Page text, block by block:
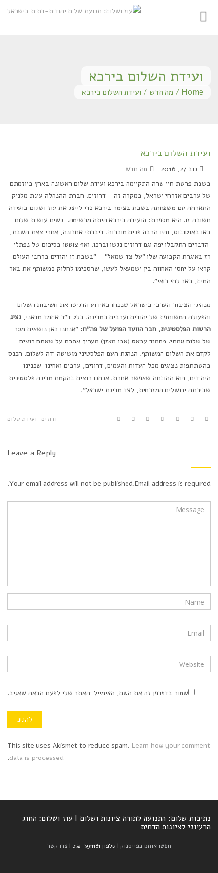
ועידת השלום בירכא‎
Home
/ מה חדש / ועידת השלום בירכא‎
ועידת השלום בירכא‎
נוב 27, 2016
מה חדש
בשבת פרשת חיי שרה התקיימה בירכא ועידת שלום ראשונה בארץ ביוזמתם
של ערבים אזרחי ישראל, במקרה זה – דרוזים. חברת ההנהלה עינת מלניק
התארחה עם משפחתה בשבת בצימר בירכא כדי לייצג את עוז ושלום בועידה
חשובה זו. היא מספרת: הועידה בירכא היתה מרשימה. נשים עושות שלום
באו באוטובוס, והיו הרבה פנים מוכרות. דיברתי אחרונה, אחרי צאת השבת,
הדברים התקבלו יפה וגם דרוזים נגשו וברכו. ואף צוטטו בסיכום של נפתלי
רז באיגרת הקבועה שלו "על צד שמאל" – "בשבת זו יהודים ברחבי העולם
קראו על יחסי האחווה בין ישמעאל לעשו, שהסכימו לחלוק במשותף את באר
המים, באר לחי רואי".
מנהיגי הציבור הערבי בישראל שנכחו באירוע הדגישו את חשיבות השלום
והפעולה המשותפת של יהודים וערבים במדינה. בלט ד"ר אחמד מדאני, נציג
הרשות הפלסטינית, חבר הוועד הפועל של פת"ח: "אנחנו כאן נושאים מסר
של שלום אמתי. מחמוד עבאס (אבו מאזן) מעריך אתכם על שאתם רוצים
לקדם את השלום המשותף. הנהגת העם הפלסטיני מושיטה ידה לשלום. הכנס
בהשתתפות נציגים מכל העדות והעמים, דרוזים, ערבים ואחינו-שכנינו
היהודים, הוא ההוכחה שאפשר אחרת. אנחנו רוצים בהקמת מדינה פלסטינית
שבירתה ירושלים המזרחית, לצד מדינת ישראל".
דרוזים ועידת שלום
Leave a Reply
Your email address will not be published.Email address is required.
שמור בדפדפן זה את השם, האימייל והאתר שלי לפעם הבאה שאגיב.
This site uses Akismet to reduce spam. Learn how your comment
data is processed
.
נתיבות שלום: התנועה לתורה ציונות ושלום | עוז ושלום: החוג
הרעיוני לציונות הדתית
חפשו אותנו בפייסבוק | טלפון 052-3911181 | צרו קשר